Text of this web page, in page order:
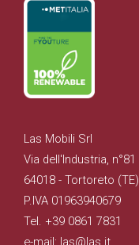
Las Mobili Srl
Via dell'Industria, n°81
64018 - Tortoreto (TE)
P.IVA 01963940679
Tel. +39 0861 7831
e-mail: las@las.it